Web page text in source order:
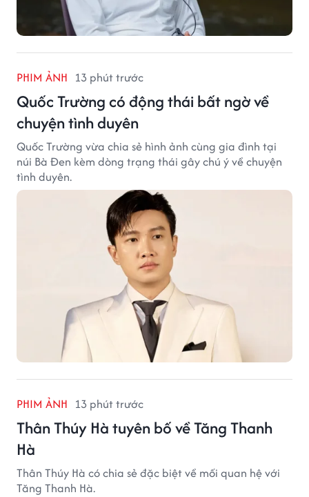
PHIM ẢNH 13 phút trước
Quốc Trường có động thái bất ngờ về
chuyện tình duyên
Quốc Trường vừa chia sẻ hình ảnh cùng gia đình tại
núi Bà Đen kèm dòng trạng thái gây chú ý về chuyện
tình duyên.
PHIM ẢNH 13 phút trước
Thân Thúy Hà tuyên bố về Tăng Thanh
Hà
Thân Thúy Hà có chia sẻ đặc biệt về mối quan hệ với
Tăng Thanh Hà.